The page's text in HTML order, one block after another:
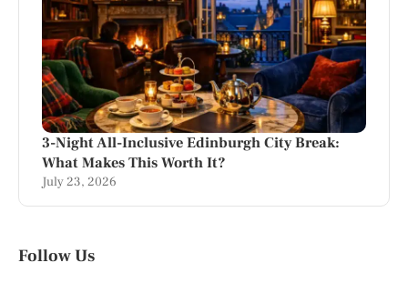
3-Night All-Inclusive Edinburgh City Break:
What Makes This Worth It?
July 23, 2026
Follow Us